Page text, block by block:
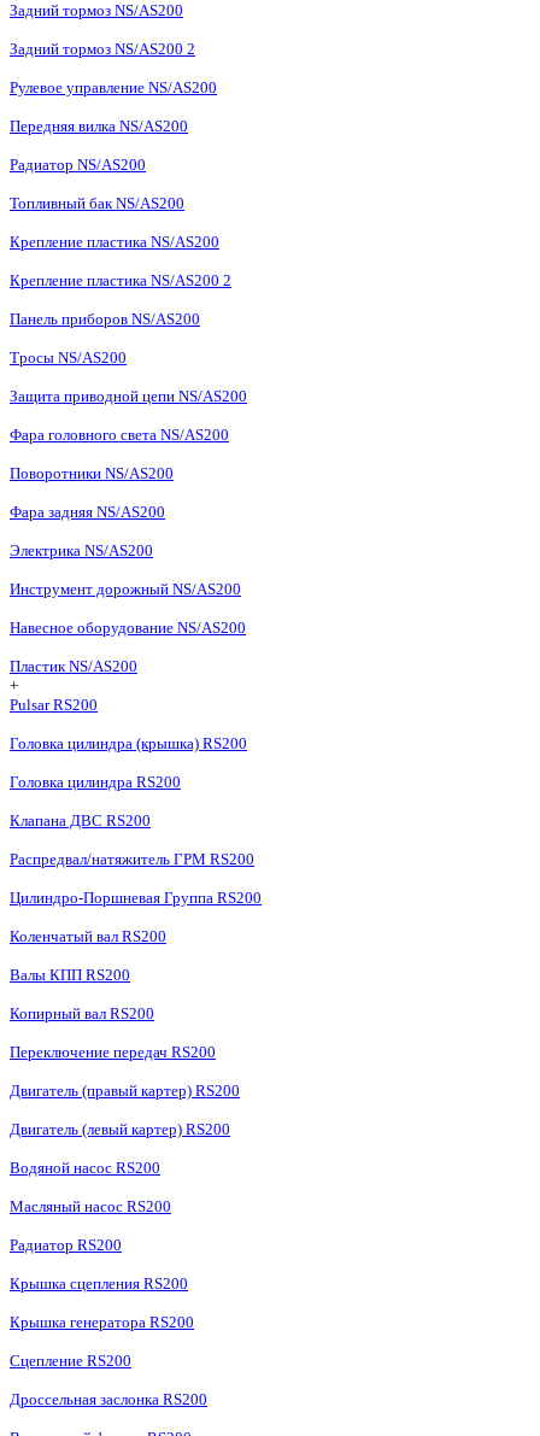
Задний тормоз NS/AS200
Задний тормоз NS/AS200 2
Рулевое управление NS/AS200
Передняя вилка NS/AS200
Радиатор NS/AS200
Топливный бак NS/AS200
Крепление пластика NS/AS200
Крепление пластика NS/AS200 2
Панель приборов NS/AS200
Тросы NS/AS200
Защита приводной цепи NS/AS200
Фара головного света NS/AS200
Поворотники NS/AS200
Фара задняя NS/AS200
Электрика NS/AS200
Инструмент дорожный NS/AS200
Навесное оборудование NS/AS200
Пластик NS/AS200
+
Pulsar RS200
Головка цилиндра (крышка) RS200
Головка цилиндра RS200
Клапана ДВС RS200
Распредвал/натяжитель ГРМ RS200
Цилиндро-Поршневая Группа RS200
Коленчатый вал RS200
Валы КПП RS200
Копирный вал RS200
Переключение передач RS200
Двигатель (правый картер) RS200
Двигатель (левый картер) RS200
Водяной насос RS200
Масляный насос RS200
Радиатор RS200
Крышка сцепления RS200
Крышка генератора RS200
Сцепление RS200
Дроссельная заслонка RS200